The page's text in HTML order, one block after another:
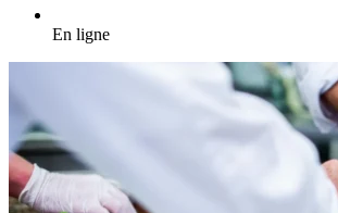
En ligne